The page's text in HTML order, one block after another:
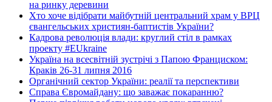
на ринку деревини
Хто хоче відібрати майбутній центральний храм у ВРЦ
євангельських християн-баптистів України?
Кадрова революція влади: круглий стіл в рамках
проекту #EUkraine
Україна на всесвітній зустрічі з Папою Франциском:
Краків 26-31 липня 2016
Органічний сектор України: реалії та перспективи
Справа Євромайдану: що заважає покаранню?